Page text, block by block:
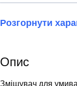
Розгорнути
Опис
Змішувач для